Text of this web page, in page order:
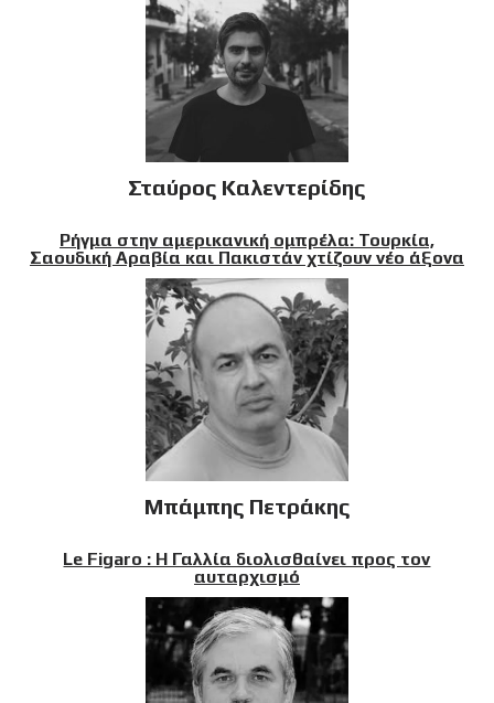
Σταύρος Καλεντερίδης
Ρήγμα στην αμερικανική ομπρέλα: Τουρκία,
Σαουδική Αραβία και Πακιστάν χτίζουν νέο άξονα
Μπάμπης Πετράκης
Le Figaro : Η Γαλλία διολισθαίνει προς τον
αυταρχισμό